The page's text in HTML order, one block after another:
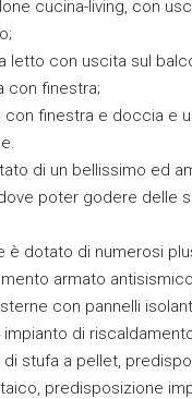
cucina-living, con
letto con uscita sul
con finestra;
con finestra e doccia e
di un bellissimo ed
poter godere delle
è dotato di numerosi
armato
con pannelli
di
stufa a pellet,
predisposizione